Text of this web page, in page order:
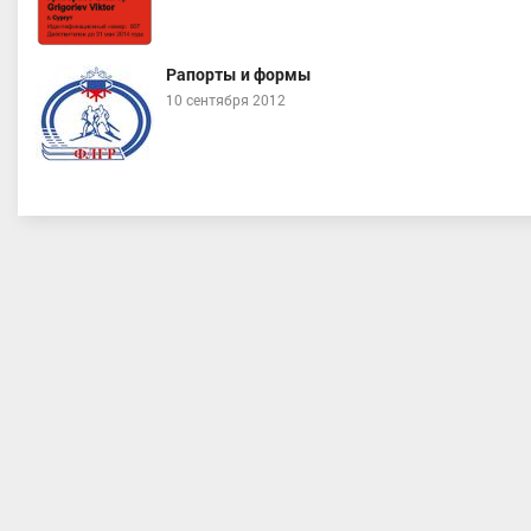
Рапорты и формы
10 сентября 2012
Даниил Владиславович Ившин Александр